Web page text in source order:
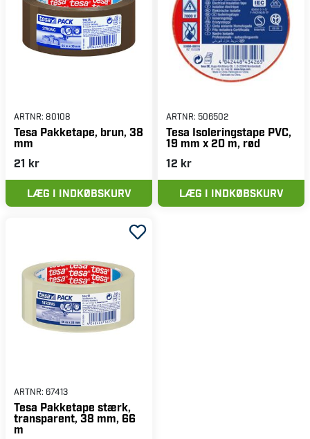
ARTNR: 80108
Tesa Pakketape, brun, 38
mm
21 kr
LÆG I INDKØBSKURV
ARTNR: 506502
Tesa Isoleringstape PVC,
19 mm x 20 m, rød
12 kr
LÆG I INDKØBSKURV
ARTNR: 67413
Tesa Pakketape stærk,
transparent, 38 mm, 66
m